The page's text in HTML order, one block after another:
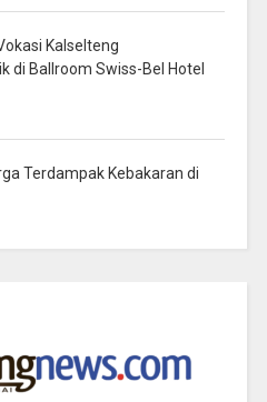
Kalselteng
di Ballroom Swiss-Bel Hotel
Terdampak Kebakaran di